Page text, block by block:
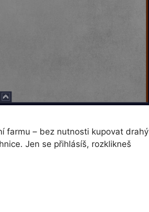
farmu – bez nutnosti kupovat drahý
Jen se přihlásíš, rozklikneš